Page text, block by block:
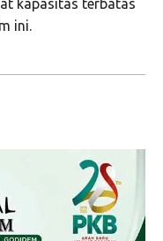
kapasitas terbatas
ini.